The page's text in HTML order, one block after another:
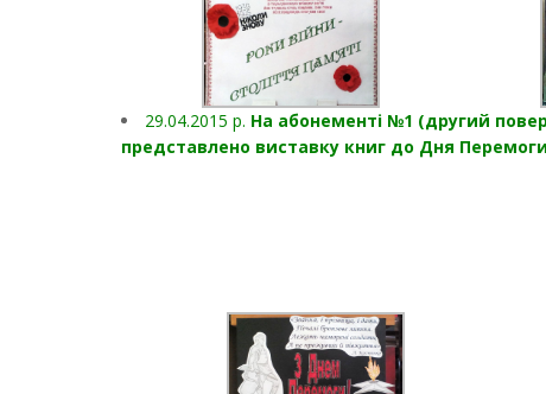
29.04.2015 р. На абонементі №1 (другий
представлено виставку книг до Дня